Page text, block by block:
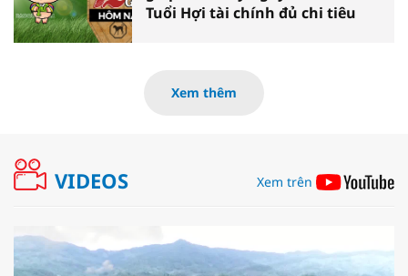
Tuổi Hợi tài chính đủ chi tiêu
Xem thêm
VIDEOS Xem trên